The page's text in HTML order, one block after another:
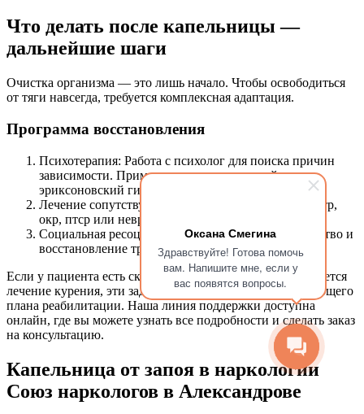
Оксана Смегина
Здравствуйте! Готова помочь
вам. Напишите мне, если у
вас появятся вопросы.
Что делать после капельницы —
дальнейшие шаги
Очистка организма — это лишь начало. Чтобы освободиться
от тяги навсегда, требуется комплексная адаптация.
Программа восстановления
Психотерапия: Работа с психолог для поиска причин
зависимости. Применяется гипнотерапией,
эриксоновский гипноз или метод Довженко.
Лечение сопутствующих расстройств: коррекция гтр,
окр, птср или неврастении.
Социальная ресоциализация: возвращение в общество и
восстановление трудовой активности.
Если у пациента есть склонность к игромании или требуется
лечение курения, эти задачи также решаются в рамках общего
плана реабилитации. Наша линия поддержки доступна
онлайн, где вы можете узнать все подробности и сделать заказ
на консультацию.
Капельница от запоя в наркологии
Союз наркологов в Александрове